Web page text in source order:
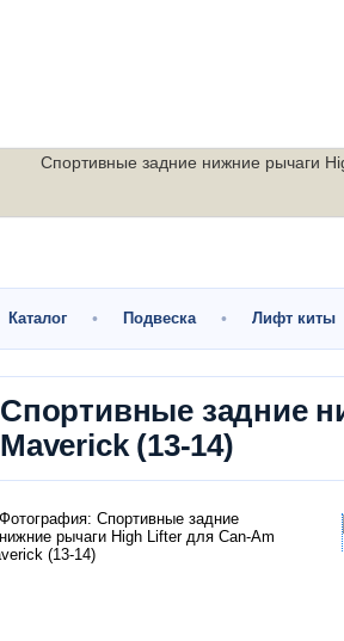
Спортивные задние нижние рычаги
Каталог Подвеска Лифт киты
Спортивные задние
Maverick (13-14)